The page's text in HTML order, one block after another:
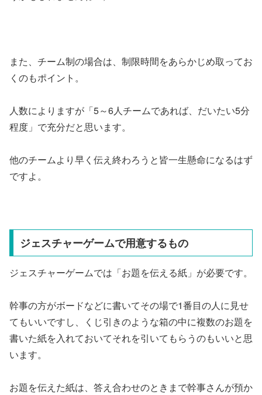
また、チーム制の場合は、制限時間をあらかじめ取ってお
くのもポイント。
人数によりますが「5～6人チームであれば、だいたい5分
程度」で充分だと思います。
他のチームより早く伝え終わろうと皆一生懸命になるはず
ですよ。
ジェスチャーゲームで用意するもの
ジェスチャーゲームでは「お題を伝える紙」が必要です。
幹事の方がボードなどに書いてその場で1番目の人に見せ
てもいいですし、くじ引きのような箱の中に複数のお題を
書いた紙を入れておいてそれを引いてもらうのもいいと思
います。
お題を伝えた紙は、答え合わせのときまで幹事さんが預か